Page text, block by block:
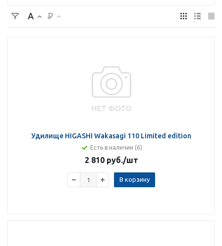
Удилище HIGASHI Wakasagi 110 Limited edition
Есть в наличии (6)
2 810 руб./шт
В корзину